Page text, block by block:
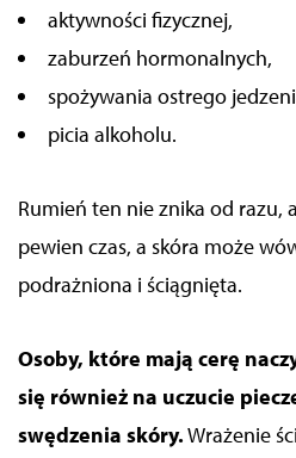
aktywności fizycznej,
zaburzeń hormonalnych,
spożywania ostrego
picia alkoholu.
Rumień ten nie znika od razu,
pewien czas, a skóra może
podrażniona i ściągnięta.
Osoby, które mają cerę
się również na uczucie
swędzenia skóry.Wrażenie